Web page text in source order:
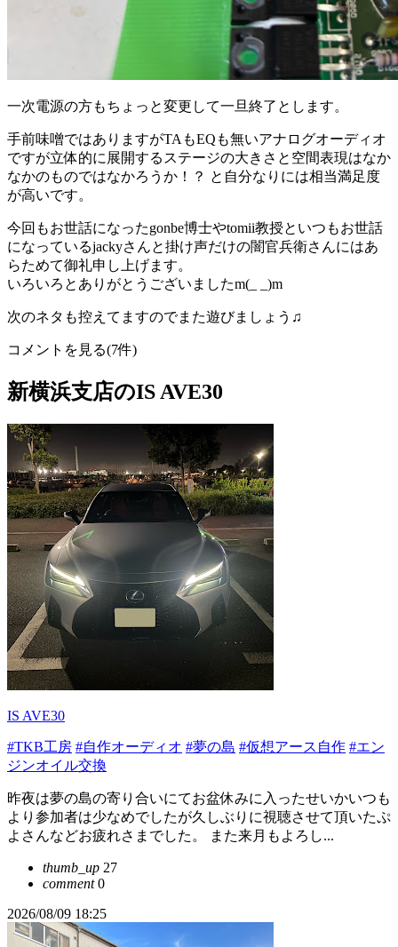
一次電源の方もちょっと変更して一旦終了とします。
手前味噌ではありますがTAもEQも無いアナログオーディオ
ですが立体的に展開するステージの大きさと空間表現はなか
なかのものではなかろうか！？ と自分なりには相当満足度
が高いです。
今回もお世話になったgonbe博士やtomii教授といつもお世話
になっているjackyさんと掛け声だけの闇官兵衛さんにはあ
らためて御礼申し上げます。
いろいろとありがとうございましたm(_ _)m
次のネタも控えてますのでまた遊びましょう♫
コメントを見る(7件)
新横浜支店のIS AVE30
IS AVE30
#TKB工房 #自作オーディオ #夢の島 #仮想アース自作 #エン
ジンオイル交換
昨夜は夢の島の寄り合いにてお盆休みに入ったせいかいつも
より参加者は少なめでしたが久しぶりに視聴させて頂いたぷ
よさんなどお疲れさまでした。 また来月もよろし...
thumb_up 27
comment0
2026/08/09 18:25